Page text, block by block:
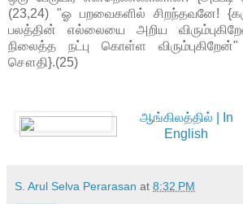
(23,24) "ஓ பறவைகளில் சிறந்தவனே!
பலத்தின் எல்லையை அறிய
நிலைத்த நட்பு கொள்ள
சௌதி}.(25)
ஆங்கிலத்தில் | In
English
S. Arul Selva Perarasan at 8:32 PM